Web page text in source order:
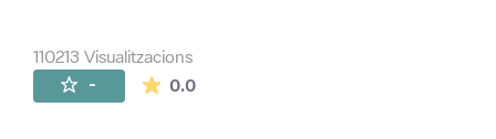
110213 Visualitzacions
- 0.0La mitjana de les valoracions és de 0